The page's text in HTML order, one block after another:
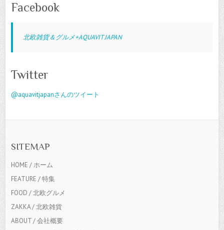
Facebook
北欧雑貨＆グルメ+AQUAVIT JAPAN
Twitter
@aquavitjapanさんのツイート
SITEMAP
HOME / ホーム
FEATURE / 特集
FOOD / 北欧グルメ
ZAKKA / 北欧雑貨
ABOUT / 会社概要